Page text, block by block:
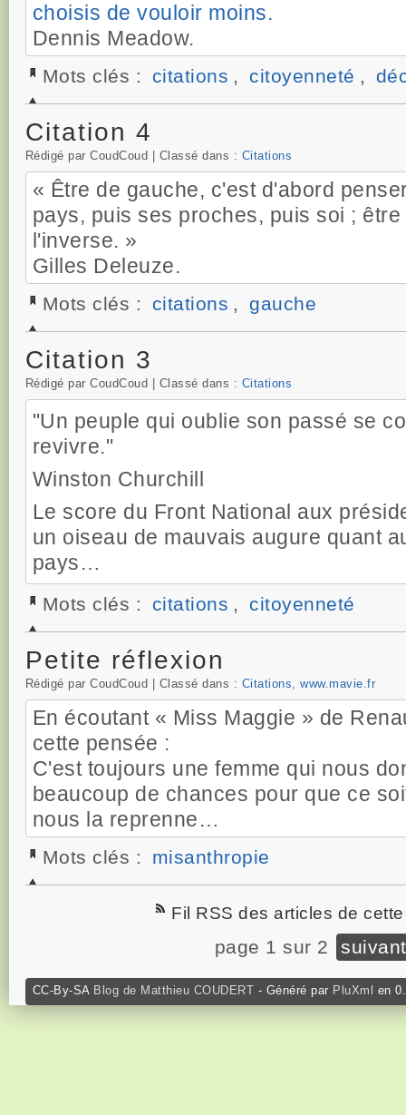
choisis de vouloir moins.
Dennis Meadow.
Mots clés : citations , citoyenneté ,
Citation 4
Rédigé par CoudCoud | Classé dans : Citations
« Être de gauche, c'est d'abord
pays, puis ses proches, puis soi ;
l'inverse. »
Gilles Deleuze.
Mots clés : citations , gauche
Citation 3
Rédigé par CoudCoud | Classé dans : Citations
"Un peuple qui oublie son passé se
revivre."
Winston Churchill
Le score du Front National aux
un oiseau de mauvais augure quant
pays…
Mots clés : citations , citoyenneté
Petite réflexion
Rédigé par CoudCoud | Classé dans : Citations, www.mavie.fr
En écoutant « Miss Maggie » de
cette pensée :
C'est toujours une femme qui nous
beaucoup de chances pour que ce
nous la reprenne…
Mots clés : misanthropie
Fil RSS des articles de
page 1 sur 2
CC-By-SA Blog de Matthieu COUDERT - Généré par PluXml en